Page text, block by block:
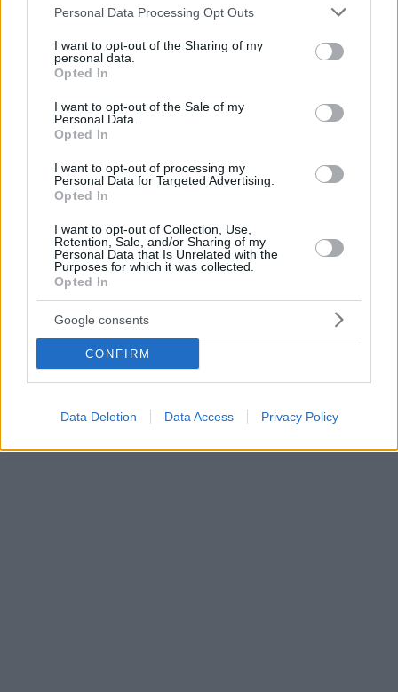
Please note that this website/app uses one or more Google
not limited to your visit or usage behaviour. You may click to
grant or deny consent to Google and its third-party tags to
use your data for below specified purposes in below Google
consent section.
Personal Data Processing Opt Outs
I want to opt-out of the Sharing of my
personal data.
Opted In
I want to opt-out of the Sale of my
Personal Data.
Opted In
I want to opt-out of processing my
Personal Data for Targeted Advertising.
Opted In
I want to opt-out of Collection, Use,
Retention, Sale, and/or Sharing of my
Personal Data that Is Unrelated with the
Purposes for which it was collected.
Opted In
Google consents
CONFIRM
Data Deletion Data Access Privacy Policy